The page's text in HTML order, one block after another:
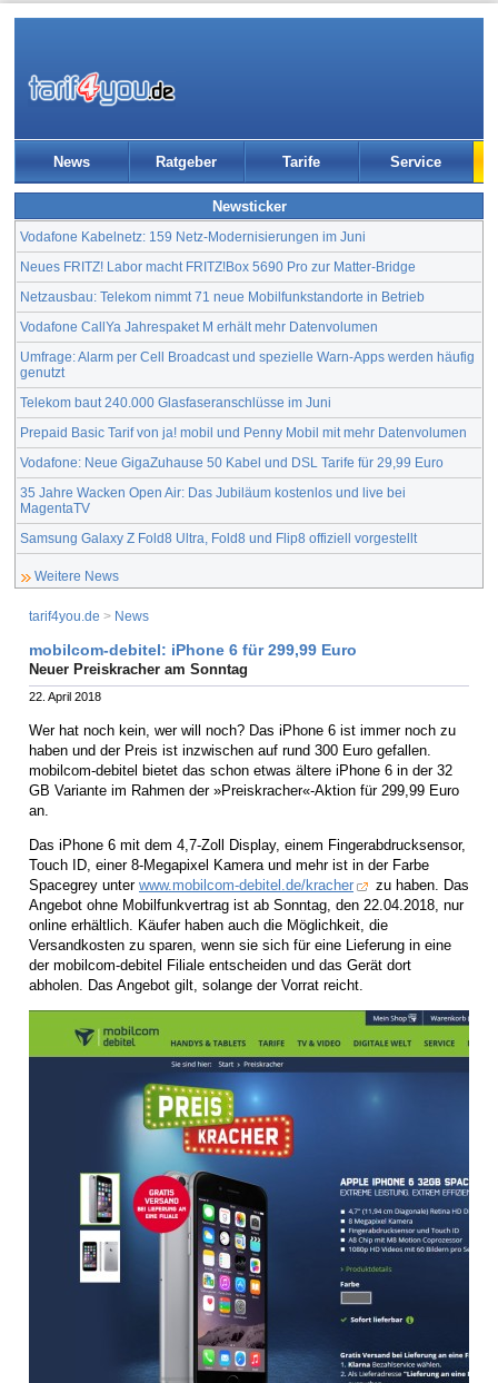
News Ratgeber Tarife Service
Newsticker
Vodafone Kabelnetz: 159 Netz-Modernisierungen im Juni
Neues FRITZ! Labor macht FRITZ!Box 5690 Pro zur Matter-Bridge
Netzausbau: Telekom nimmt 71 neue Mobilfunkstandorte in Betrieb
Vodafone CallYa Jahrespaket M erhält mehr Datenvolumen
Umfrage: Alarm per Cell Broadcast und spezielle Warn-Apps werden häufig
genutzt
Telekom baut 240.000 Glasfaseranschlüsse im Juni
Prepaid Basic Tarif von ja! mobil und Penny Mobil mit mehr Datenvolumen
Vodafone: Neue GigaZuhause 50 Kabel und DSL Tarife für 29,99 Euro
35 Jahre Wacken Open Air: Das Jubiläum kostenlos und live bei
MagentaTV
Samsung Galaxy Z Fold8 Ultra, Fold8 und Flip8 offiziell vorgestellt
Weitere News
tarif4you.de > News
mobilcom-debitel: iPhone 6 für 299,99 Euro
Neuer Preiskracher am Sonntag
22. April 2018
Wer hat noch kein, wer will noch? Das iPhone 6 ist immer noch zu
haben und der Preis ist inzwischen auf rund 300 Euro gefallen.
mobilcom-debitel bietet das schon etwas ältere iPhone 6 in der 32
GB Variante im Rahmen der »Preiskracher«-Aktion für 299,99 Euro
an.
Das iPhone 6 mit dem 4,7-Zoll Display, einem Fingerabdrucksensor,
Touch ID, einer 8-Megapixel Kamera und mehr ist in der Farbe
Spacegrey unter www.mobilcom-debitel.de/kracher
zu haben. Das
Angebot ohne Mobilfunkvertrag ist ab Sonntag, den 22.04.2018, nur
online erhältlich. Käufer haben auch die Möglichkeit, die
Versandkosten zu sparen, wenn sie sich für eine Lieferung in eine
der mobilcom-debitel Filiale entscheiden und das Gerät dort
abholen. Das Angebot gilt, solange der Vorrat reicht.